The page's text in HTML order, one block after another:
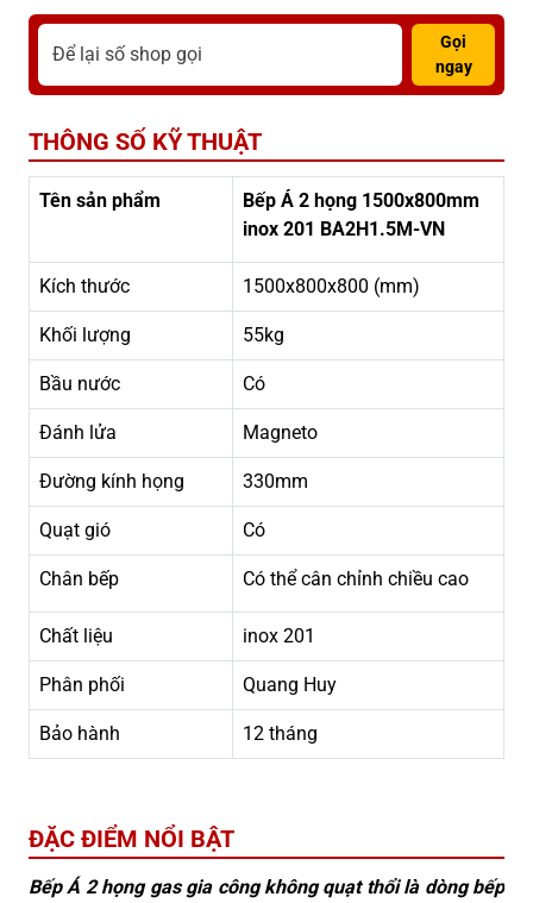
Gọi
ngay
THÔNG SỐ KỸ THUẬT
Tên sản phẩm
Bếp Á 2 họng 1500x800mm
inox 201 BA2H1.5M-VN
Kích thước 1500x800x800 (mm)
Khối lượng 55kg
Bầu nước Có
Đánh lửa Magneto
Đường kính họng 330mm
Quạt gió Có
Chân bếp Có thể cân chỉnh chiều cao
Chất liệu inox 201
Phân phối Quang Huy
Bảo hành 12 tháng
ĐẶC ĐIỂM NỔI BẬT
Bếp Á 2 họng gas gia công không quạt thổi là dòng bếp